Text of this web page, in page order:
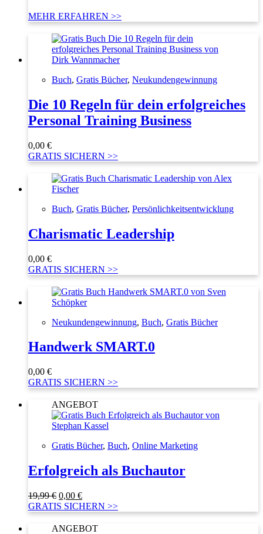
MEHR ERFAHREN >>
Buch, Gratis Bücher, Neukundengewinnung
Die 10 Regeln für dein erfolgreiches
Personal Training Business
0,00 €
GRATIS SICHERN >>
Buch, Gratis Bücher, Persönlichkeitsentwicklung
Charismatic Leadership
0,00 €
GRATIS SICHERN >>
Neukundengewinnung, Buch, Gratis Bücher
Handwerk SMART.0
0,00 €
GRATIS SICHERN >>
ANGEBOT
Gratis Bücher, Buch, Online Marketing
Erfolgreich als Buchautor
19,99€ Ursprünglicher
Preis
war:
19,99 €
0,00 €Aktueller
Preis
ist:
0,00 €.
GRATIS SICHERN >>
ANGEBOT